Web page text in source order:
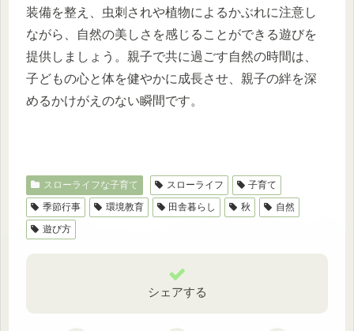
装備を整え、虫刺されや植物によるかぶれに注意し
ながら、自然の美しさを感じることができる遊びを
提供しましょう。親子で共に過ごす自然の時間は、
子どもの心と体を健やかに成長させ、親子の絆を深
めるかけがえのない瞬間です。
スローライフな子育て スローライフ
子育て
季節行事
環境教育 田舎暮らし 秋
自然
遊び方
シェアする